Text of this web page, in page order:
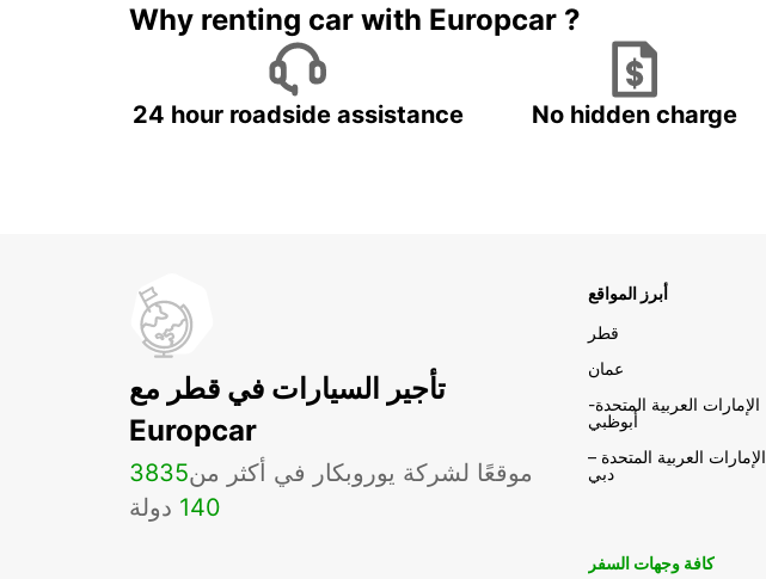
Why renting car with Europcar ?
24 hour roadside assistance No hidden charge
تأجير السيارات في قطر مع
Europcar
3835موقعًا لشركة يوروبكار في أكثر من
140 دولة
أبرز المواقع
قطر
عمان
الإمارات العربية المتحدة-
أبوظبي
الإمارات العربية المتحدة –
دبي
كافة وجهات السفر